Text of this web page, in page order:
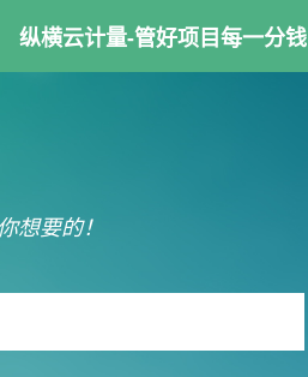
纵横云计量-管好项目每一分钱
想要的！